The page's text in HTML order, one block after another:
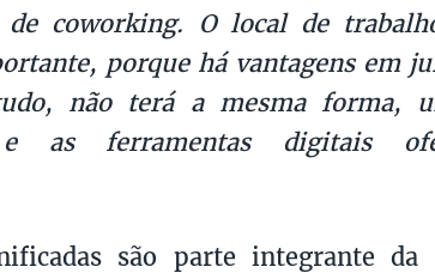
de coworking. O local de
porque há vantagens em
não terá a mesma forma,
as ferramentas digitais
são parte integrante